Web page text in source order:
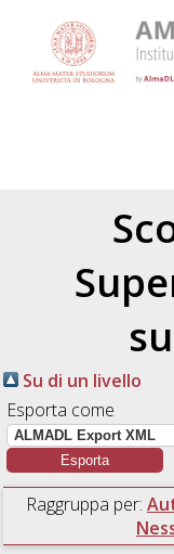
Su di un livello
Esporta come
Raggruppa per: